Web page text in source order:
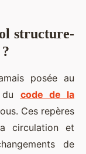
structure-
posée au
code de la
Ces repères
circulation et
de